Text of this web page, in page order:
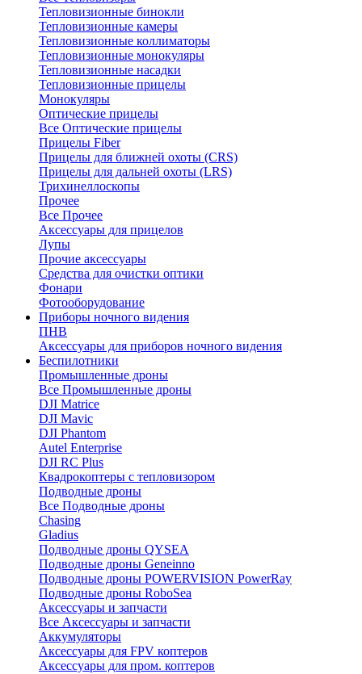
Тепловизионные бинокли
Тепловизионные камеры
Тепловизионные коллиматоры
Тепловизионные монокуляры
Тепловизионные насадки
Тепловизионные прицелы
Монокуляры
Оптические прицелы
Все Оптические прицелы
Прицелы Fiber
Прицелы для ближней охоты (CRS)
Прицелы для дальней охоты (LRS)
Трихинеллоскопы
Прочее
Все Прочее
Аксессуары для прицелов
Лупы
Прочие аксессуары
Средства для очистки оптики
Фонари
Фотооборудование
Приборы ночного видения
ПНВ
Аксессуары для приборов ночного видения
Беспилотники
Промышленные дроны
Все Промышленные дроны
DJI Matrice
DJI Mavic
DJI Phantom
Autel Enterprise
DJI RC Plus
Квадрокоптеры с тепловизором
Подводные дроны
Все Подводные дроны
Chasing
Gladius
Подводные дроны QYSEA
Подводные дроны Geneinno
Подводные дроны POWERVISION PowerRay
Подводные дроны RoboSea
Аксессуары и запчасти
Все Аксессуары и запчасти
Аккумуляторы
Аксессуары для FPV коптеров
Аксессуары для пром. коптеров